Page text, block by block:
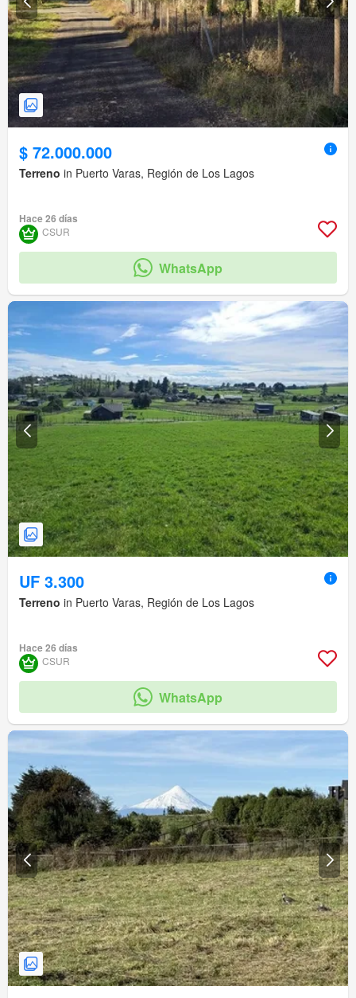
$ 72.000.000
Terreno in Puerto Varas, Región de Los Lagos
Hace 26 días
CSUR
WhatsApp
UF 3.300
Terreno in Puerto Varas, Región de Los Lagos
Hace 26 días
CSUR
WhatsApp